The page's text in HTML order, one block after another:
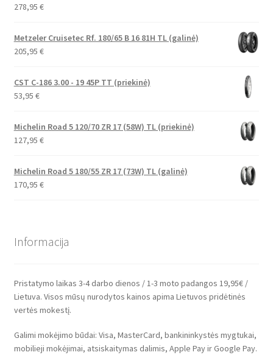
278,95 €
Metzeler Cruisetec Rf. 180/65 B 16 81H TL (galinė)
205,95 €
CST C-186 3.00 - 19 45P TT (priekinė)
53,95 €
Michelin Road 5 120/70 ZR 17 (58W) TL (priekinė)
127,95 €
Michelin Road 5 180/55 ZR 17 (73W) TL (galinė)
170,95 €
Informacija
Pristatymo laikas 3-4 darbo dienos / 1-3 moto padangos 19,95€ /
Lietuva. Visos mūsų nurodytos kainos apima Lietuvos pridėtinės
vertės mokestį.
Galimi mokėjimo būdai: Visa, MasterCard, bankininkystės mygtukai,
mobilieji mokėjimai, atsiskaitymas dalimis, Apple Pay ir Google Pay.